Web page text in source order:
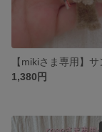
1,380円